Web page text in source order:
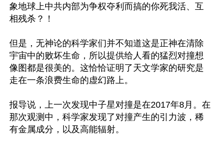
象地球上中共内部为争权夺利而搞的你死我活、互
相残杀？！
但是，无神论的科学家们并不知道这是正神在清除
宇宙中的败坏生命，所以提供给人看的猛烈对撞想
像图都是很美的。这恰恰证明了天文学家的研究是
走在一条浪费生命的虚幻路上。
报导说，上一次发现中子星对撞是在2017年8月。在
那次观测中，科学家发现了对撞产生的引力波，稀
有金属成分，以及高能辐射。